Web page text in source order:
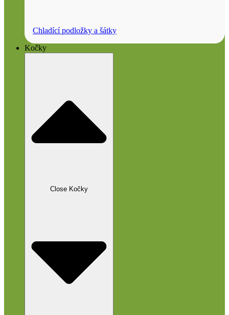
Chladící podložky a šátky
Kočky
Close Kočky